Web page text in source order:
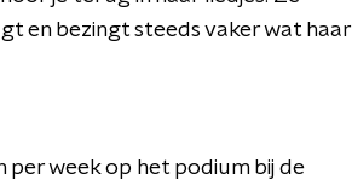
en bezingt steeds vaker wat haar
week op het podium bij de